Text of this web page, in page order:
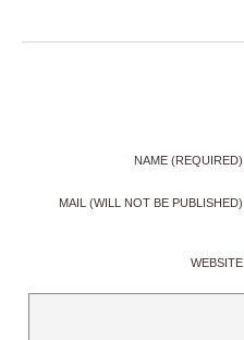
NAME (REQUIRED)
MAIL (WILL NOT BE PUBLISHED)
WEBSITE